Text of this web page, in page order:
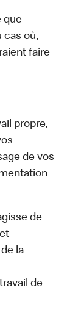
que
cas où,
faire
propre,
de vos
de
la
de